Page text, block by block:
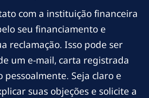
com a instituição financeira
seu financiamento e
reclamação. Isso pode ser
um e-mail, carta registrada
pessoalmente. Seja claro e
suas objeções e solicite a